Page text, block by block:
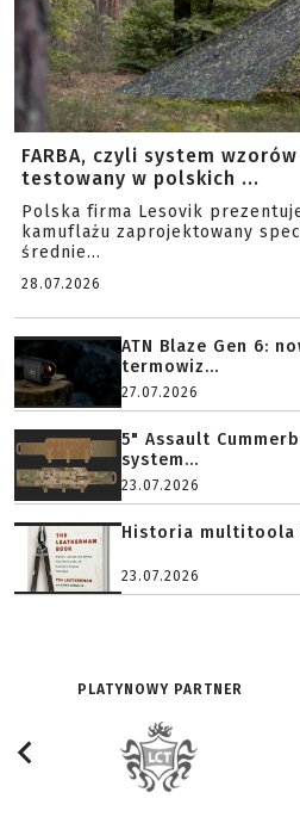
FARBA, czyli system
testowany w polskich ...
Polska firma Lesovik
kamuflażu zaprojektowany
średnie...
28.07.2026
ATN Blaze Gen 6:
termowiz...
27.07.2026
5" Assault
system...
23.07.2026
Historia multitoola
23.07.2026
PLATYNOWY PARTNER